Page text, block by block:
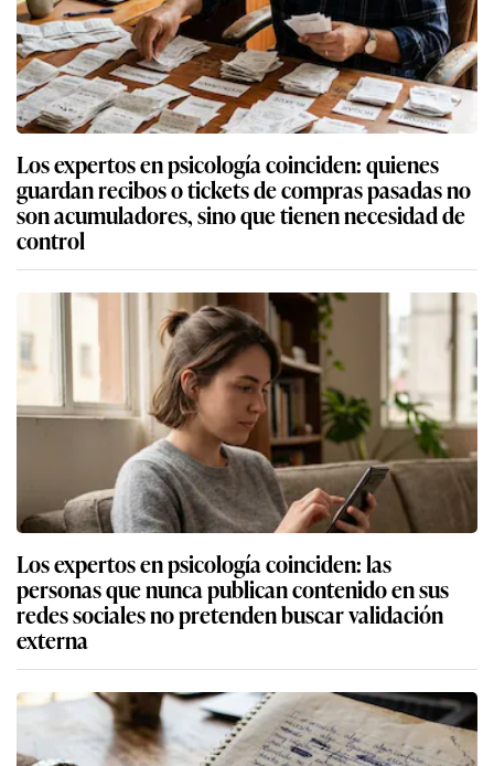
Los expertos en psicología coinciden: quienes
guardan recibos o tickets de compras pasadas no
son acumuladores, sino que tienen necesidad de
control
Los expertos en psicología coinciden: las
personas que nunca publican contenido en sus
redes sociales no pretenden buscar validación
externa